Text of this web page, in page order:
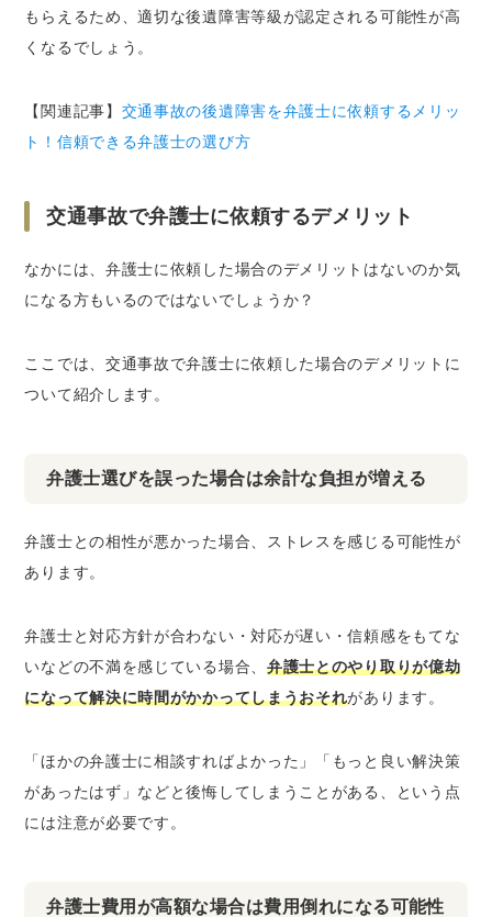
もらえるため、適切な後遺障害等級が認定される可能性が高
くなるでしょう。
【関連記事】 交通事故の後遺障害を弁護士に依頼するメリッ
ト！信頼できる弁護士の選び方
交通事故で弁護士に依頼するデメリット
なかには、弁護士に依頼した場合のデメリットはないのか気
になる方もいるのではないでしょうか？
ここでは、交通事故で弁護士に依頼した場合のデメリットに
ついて紹介します。
弁護士選びを誤った場合は余計な負担が増える
弁護士との相性が悪かった場合、ストレスを感じる可能性が
あります。
弁護士と対応方針が合わない・対応が遅い・信頼感をもてな
いなどの不満を感じている場合、 弁護士とのやり取りが億劫
になって解決に時間がかかってしまうおそれがあります。
「ほかの弁護士に相談すればよかった」「もっと良い解決策
があったはず」などと後悔してしまうことがある、という点
には注意が必要です。
弁護士費用が高額な場合は費用倒れになる可能性